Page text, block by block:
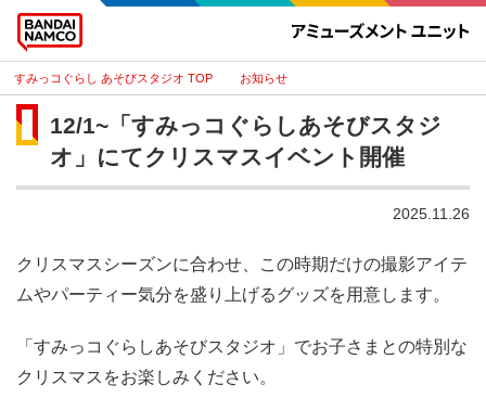
すみっコぐらし あそびスタジオ お知らせ
12/1~「すみっコぐらしあそびスタジ
オ」にてクリスマスイベント開催
2025.11.26
クリスマスシーズンに合わせ、この時期だけの撮影アイテ
ムやパーティー気分を盛り上げるグッズを用意します。
「すみっコぐらしあそびスタジオ」でお子さまとの特別な
クリスマスをお楽しみください。